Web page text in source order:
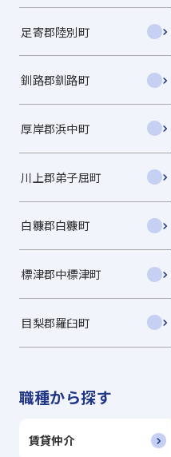
足寄郡陸別町
釧路郡釧路町
厚岸郡浜中町
川上郡弟子屈町
白糠郡白糠町
標津郡中標津町
目梨郡羅臼町
職種から探す
賃貸仲介